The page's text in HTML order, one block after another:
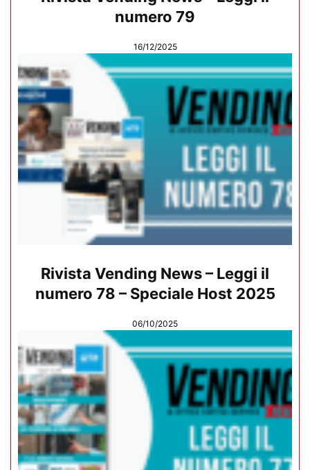
numero 79
16/12/2025
Rivista Vending News – Leggi il
numero 78 – Speciale Host 2025
06/10/2025